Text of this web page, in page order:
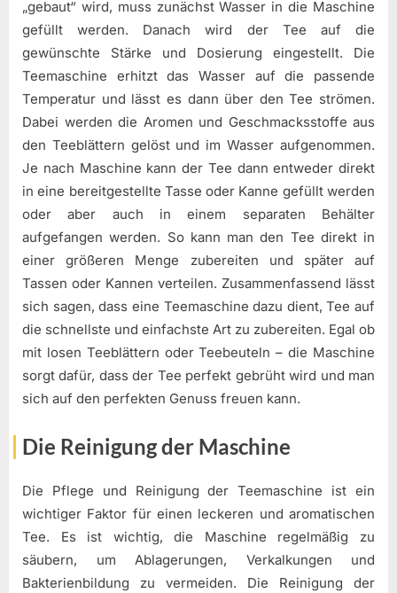
„gebaut“ wird, muss zunächst Wasser in die Maschine
gefüllt werden. Danach wird der Tee auf die
gewünschte Stärke und Dosierung eingestellt. Die
Teemaschine erhitzt das Wasser auf die passende
Temperatur und lässt es dann über den Tee strömen.
Dabei werden die Aromen und Geschmacksstoffe aus
den Teeblättern gelöst und im Wasser aufgenommen.
Je nach Maschine kann der Tee dann entweder direkt
in eine bereitgestellte Tasse oder Kanne gefüllt werden
oder aber auch in einem separaten Behälter
aufgefangen werden. So kann man den Tee direkt in
einer größeren Menge zubereiten und später auf
Tassen oder Kannen verteilen. Zusammenfassend lässt
sich sagen, dass eine Teemaschine dazu dient, Tee auf
die schnellste und einfachste Art zu zubereiten. Egal ob
mit losen Teeblättern oder Teebeuteln – die Maschine
sorgt dafür, dass der Tee perfekt gebrüht wird und man
sich auf den perfekten Genuss freuen kann.
Die Reinigung der Maschine
Die Pflege und Reinigung der Teemaschine ist ein
wichtiger Faktor für einen leckeren und aromatischen
Tee. Es ist wichtig, die Maschine regelmäßig zu
säubern, um Ablagerungen, Verkalkungen und
Bakterienbildung zu vermeiden. Die Reinigung der